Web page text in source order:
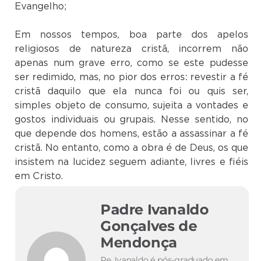
Evangelho;
Em nossos tempos, boa parte dos apelos
religiosos de natureza cristã, incorrem não
apenas num grave erro, como se este pudesse
ser redimido, mas, no pior dos erros: revestir a fé
cristã daquilo que ela nunca foi ou quis ser,
simples objeto de consumo, sujeita a vontades e
gostos individuais ou grupais. Nesse sentido, no
que depende dos homens, estão a assassinar a fé
cristã. No entanto, como a obra é de Deus, os que
insistem na lucidez seguem adiante, livres e fiéis
em Cristo.
Padre Ivanaldo
Gonçalves de
Mendonça